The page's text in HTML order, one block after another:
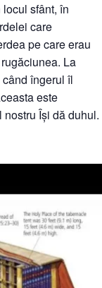
sfânt, în
care
pe care erau
La
îngerul îl
este
Își dă duhul.